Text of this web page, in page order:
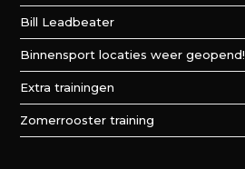
Bill Leadbeater
Binnensport locaties weer geopend!
Extra trainingen
Zomerrooster training